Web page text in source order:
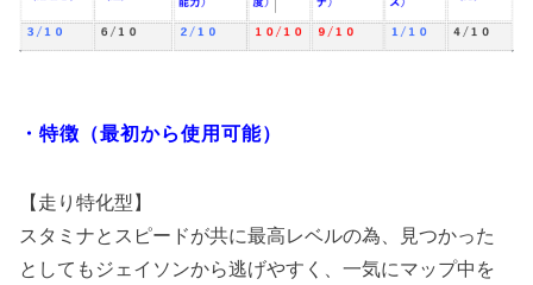
・特徴（最初から使用可能）
【走り特化型】
スタミナとスピードが共に最高レベルの為、見つかった
としてもジェイソンから逃げやすく、一気にマップ中を